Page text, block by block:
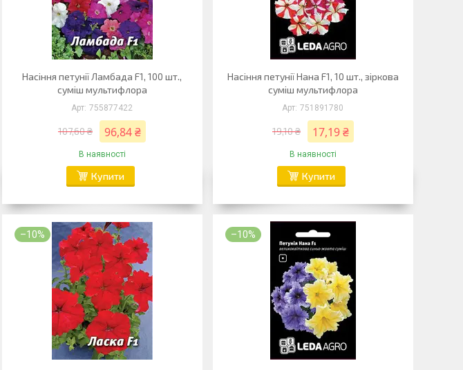
Насіння петунії Ламбада F1, 100 шт.,
суміш мультифлора
755877422
107,60 ₴ 96,84 ₴
В наявності
Купити
Насіння петунії Нана F1, 10 шт., зіркова
суміш мультифлора
751891780
19,10 ₴ 17,19 ₴
В наявності
Купити
–10% –10%